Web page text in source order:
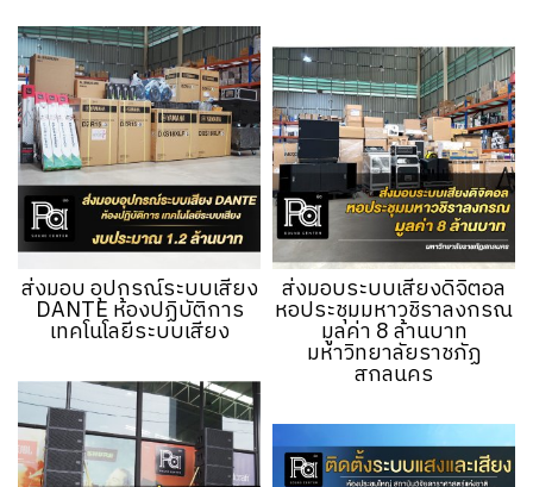
ส่งมอบ อุปกรณ์ระบบเสียง
DANTE ห้องปฏิบัติการ
เทคโนโลยีระบบเสียง
ส่งมอบระบบเสียงดิจิตอล
หอประชุมมหาวชิราลงกรณ
มูลค่า 8 ล้านบาท
มหาวิทยาลัยราชภัฏ
สกลนคร